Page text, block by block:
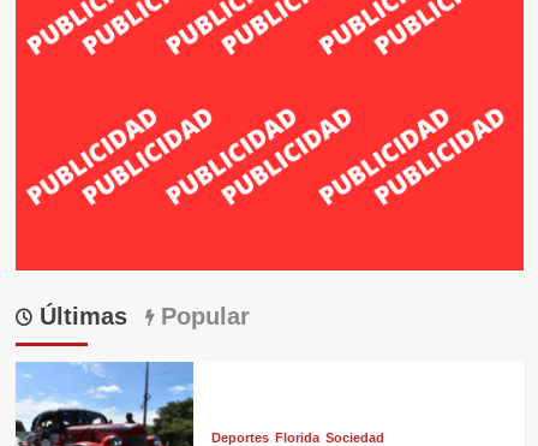
Últimas Popular
Deportes Florida Sociedad